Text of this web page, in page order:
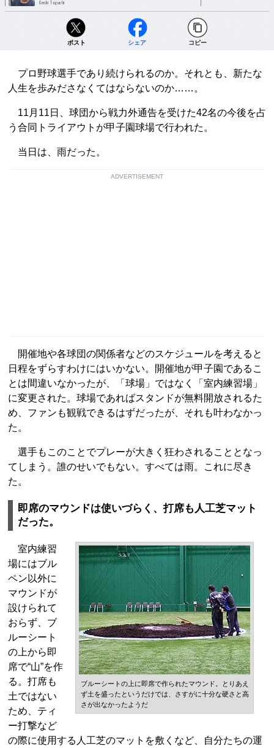
Genki Taguchi
ポスト シェア コピー
プロ野球選手であり続けられるのか。それとも、新たな
人生を歩みださなくてはならないのか……。
11月11日、球団から戦力外通告を受けた42名の今後を占
う合同トライアウトが甲子園球場で行われた。
当日は、雨だった。
ADVERTISEMENT
開催地や各球団の関係者などのスケジュールを考えると
日程をずらすわけにはいかない。開催地が甲子園であるこ
とは間違いなかったが、「球場」ではなく「室内練習場」
に変更された。球場であればスタンドが無料開放されるた
め、ファンも観戦できるはずだったが、それも叶わなかっ
た。
選手もこのことでプレーが大きく狂わされることとなっ
てしまう。誰のせいでもない。すべては雨。これに尽き
た。
即席のマウンドは使いづらく、打席も人工芝マット
だった。
ブルーシートの上に即席で作られたマウンド。とりあえ
ず土を盛ったというだけでは、さすがに十分な硬さと高
さが出なかったようだ
室内練習
場にはブル
ペン以外に
マウンドが
設けられて
おらず、ブ
ルーシート
の上から即
席で“山”を作
る。打席も
土ではない
ため、ティ
ー打撃など
の際に使用する人工芝のマットを敷くなど、自分たちの運